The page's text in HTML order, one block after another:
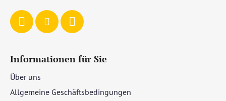
Informationen für Sie
Über uns
Allgemeine Geschäftsbedingungen